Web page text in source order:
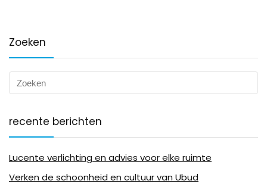
Zoeken
recente berichten
Lucente verlichting en advies voor elke ruimte
Verken de schoonheid en cultuur van Ubud